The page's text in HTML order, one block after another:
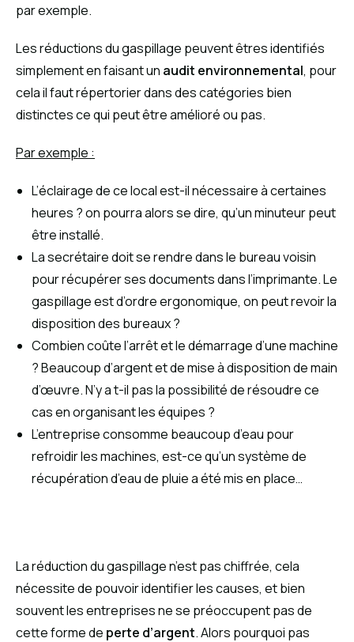
par exemple.
Les réductions du gaspillage peuvent êtres identifiés
simplement en faisant un audit environnemental, pour
cela il faut répertorier dans des catégories bien
distinctes ce qui peut être amélioré ou pas.
Par exemple :
L’éclairage de ce local est-il nécessaire à certaines
heures ? on pourra alors se dire, qu’un minuteur peut
être installé.
La secrétaire doit se rendre dans le bureau voisin
pour récupérer ses documents dans l’imprimante. Le
gaspillage est d’ordre ergonomique, on peut revoir la
disposition des bureaux ?
Combien coûte l’arrêt et le démarrage d’une machine
? Beaucoup d’argent et de mise à disposition de main
d’œuvre. N’y a t-il pas la possibilité de résoudre ce
cas en organisant les équipes ?
L’entreprise consomme beaucoup d’eau pour
refroidir les machines, est-ce qu’un système de
récupération d’eau de pluie a été mis en place…
La réduction du gaspillage n’est pas chiffrée, cela
nécessite de pouvoir identifier les causes, et bien
souvent les entreprises ne se préoccupent pas de
cette forme de perte d’argent. Alors pourquoi pas